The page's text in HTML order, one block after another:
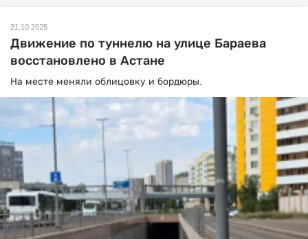
21.10.2025
Движение по туннелю на улице Бараева
восстановлено в Астане
На месте меняли облицовку и бордюры.